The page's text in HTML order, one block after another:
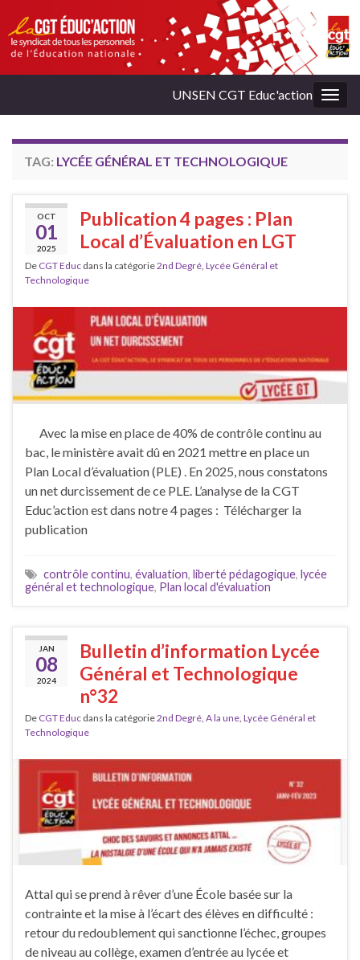
UNSEN CGT Educ'action
TAG: LYCÉE GÉNÉRAL ET TECHNOLOGIQUE
OCT
01
2025
Publication 4 pages : Plan
Local d’Évaluation en LGT
De CGT Educ dans la catégorie2nd Degré, Lycée Général et
Technologique
Avec la mise en place de 40% de contrôle continu au
bac, le ministère avait dû en 2021 mettre en place un
Plan Local d’évaluation (PLE) . En 2025, nous constatons
un net durcissement de ce PLE. L’analyse de la CGT
Educ’action est dans notre 4 pages : Télécharger la
publication
contrôle continu, évaluation, liberté pédagogique, lycée
général et technologique, Plan local d'évaluation
JAN
08
2024
Bulletin d’information Lycée
Général et Technologique
n°32
De CGT Educ dans la catégorie2nd Degré A la une Lycée Général et
Technologique
Attal qui se prend à rêver d’une École basée sur la
contrainte et la mise à l’écart des élèves en difficulté :
retour du redoublement qui sanctionne l’échec, groupes
de niveau au collège, examen d’entrée au lycée et